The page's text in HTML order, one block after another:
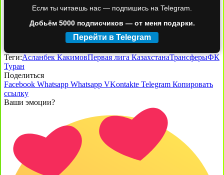
Если ты читаешь нас — подпишись на Telegram.
Добьём 5000 подписчиков — от меня подарки.
Перейти в Telegram
Теги:Асланбек КакимовПервая лига КазахстанаТрансферыФК
Туран
Поделиться
Facebook Whatsapp Whatsapp VKontakte Telegram Копировать
ссылку
Ваши эмоции?